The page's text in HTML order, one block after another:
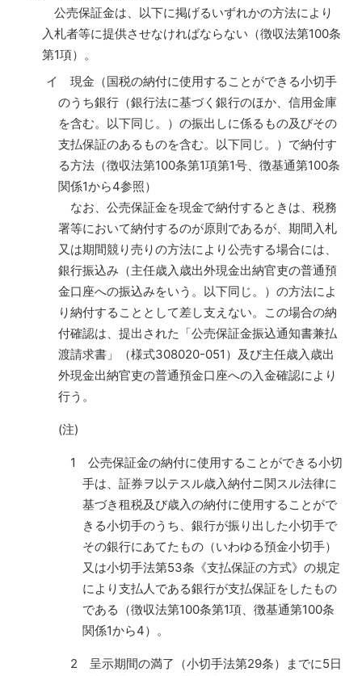
公売保証金は、以下に掲げるいずれかの方法により
入札者等に提供させなければならない（徴収法第100条
第1項）。
イ 現金（国税の納付に使用することができる小切手
のうち銀行（銀行法に基づく銀行のほか、信用金庫
を含む。以下同じ。）の振出しに係るもの及びその
支払保証のあるものを含む。以下同じ。）で納付す
る方法（徴収法第100条第1項第1号、徴基通第100条
関係1から4参照）
なお、公売保証金を現金で納付するときは、税務
署等において納付するのが原則であるが、期間入札
又は期間競り売りの方法により公売する場合には、
銀行振込み（主任歳入歳出外現金出納官吏の普通預
金口座への振込みをいう。以下同じ。）の方法によ
り納付することとして差し支えない。この場合の納
付確認は、提出された「公売保証金振込通知書兼払
渡請求書」（様式308020-051）及び主任歳入歳出
外現金出納官吏の普通預金口座への入金確認により
行う。
(注)
1 公売保証金の納付に使用することができる小切
手は、証券ヲ以テスル歳入納付ニ関スル法律に
基づき租税及び歳入の納付に使用することがで
きる小切手のうち、銀行が振り出した小切手で
その銀行にあてたもの（いわゆる預金小切手）
又は小切手法第53条《支払保証の方式》の規定
により支払人である銀行が支払保証をしたもの
である（徴収法第100条第1項、徴基通第100条
関係1から4）。
2 呈示期間の満了（小切手法第29条）までに5日